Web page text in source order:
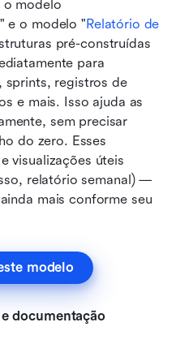
o modelo
" e o modelo "Relatório de
pré-construídas
para
sprints, registros de
e mais. Isso ajuda as
sem precisar
do zero. Esses
visualizações úteis
relatório semanal) —
mais conforme seu
modelo
documentação